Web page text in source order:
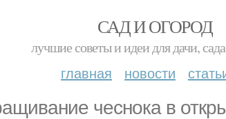
САД И ОГОРОД
лучшие советы и идеи для дачи,
главная новости
чеснока в